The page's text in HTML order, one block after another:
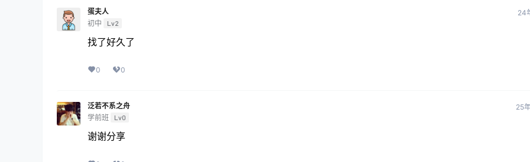
蛋夫人
初中
Lv2
24
找了好久了
0 0
泛若不系之舟
学前班 Lv0
25
谢谢分享